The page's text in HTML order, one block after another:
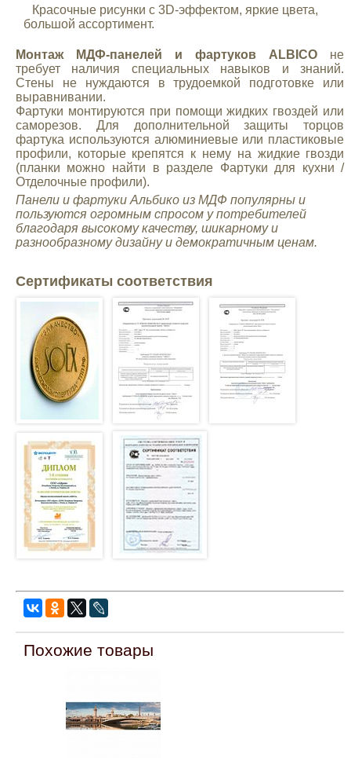
Красочные рисунки с 3D-эффектом, яркие цвета,
большой ассортимент.
Монтаж МДФ-панелей и фартуков ALBICO не
требует наличия специальных навыков и знаний.
Стены не нуждаются в трудоемкой подготовке или
выравнивании.
Фартуки монтируются при помощи жидких гвоздей или
саморезов. Для дополнительной защиты торцов
фартука используются алюминиевые или пластиковые
профили, которые крепятся к нему на жидкие гвозди
(планки можно найти в разделе Фартуки для кухни /
Отделочные профили).
Панели и фартуки Альбико из МДФ популярны и
пользуются огромным спросом у потребителей
благодаря высокому качеству, шикарному и
разнообразному дизайну и демократичным ценам.
Сертификаты соответствия
Похожие товары